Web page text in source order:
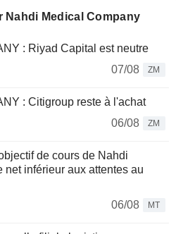
Nahdi Medical Company
: Riyad Capital est neutre
07/08
ZM
: Citigroup reste à l'achat
06/08
ZM
de cours de Nahdi
net inférieur aux attentes au
06/08
MT